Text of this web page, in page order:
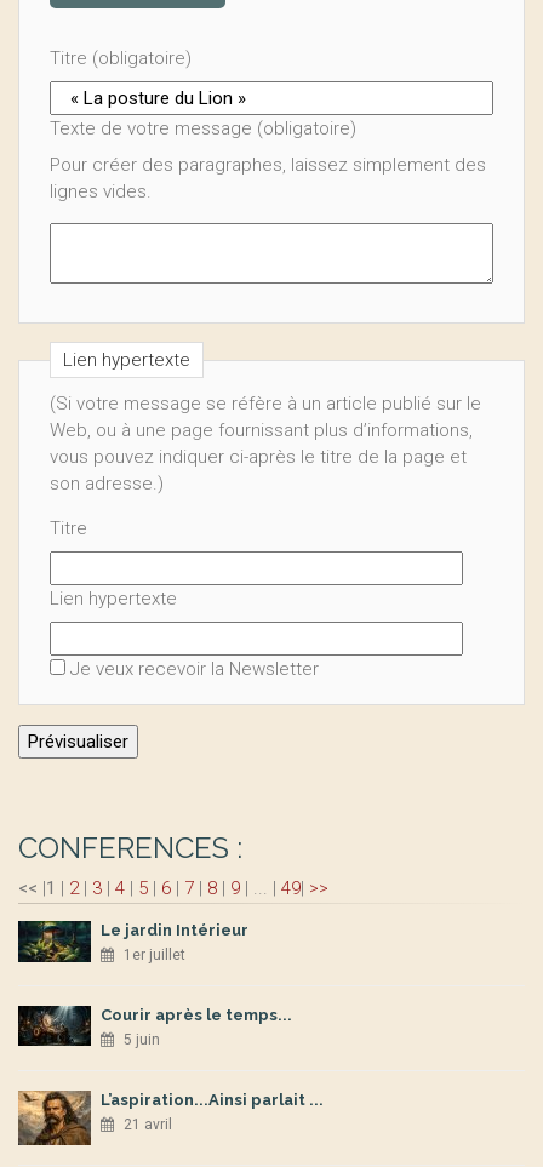
Titre (obligatoire)
Texte de votre message (obligatoire)
Pour créer des paragraphes, laissez simplement des
lignes vides.
Lien hypertexte
(Si votre message se réfère à un article publié sur le
Web, ou à une page fournissant plus d’informations,
vous pouvez indiquer ci-après le titre de la page et
son adresse.)
Titre
Lien hypertexte
Je veux recevoir la Newsletter
CONFERENCES :
<< |1 | 2| 3 | 4 | 5 | 6 | 7 | 8 | 9 | ... | 49| >>
Le jardin Intérieur
1er juillet
Courir après le temps...
5 juin
L’aspiration...Ainsi parlait ...
21 avril